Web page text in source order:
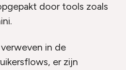
door tools zoals
in de
er zijn